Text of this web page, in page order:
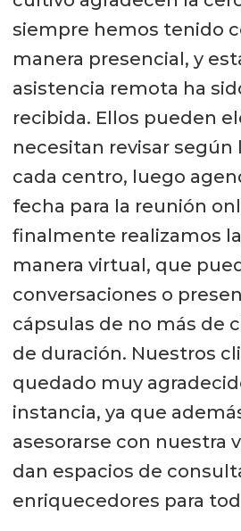
siempre hemos tenido
manera presencial, y
asistencia remota ha
recibida. Ellos pueden
necesitan revisar según
cada centro, luego
fecha para la reunión
finalmente realizamos
manera virtual, que
conversaciones o
cápsulas de no más de
de duración. Nuestros
quedado muy
instancia, ya que
asesorarse con nuestra
dan espacios de
enriquecedores para